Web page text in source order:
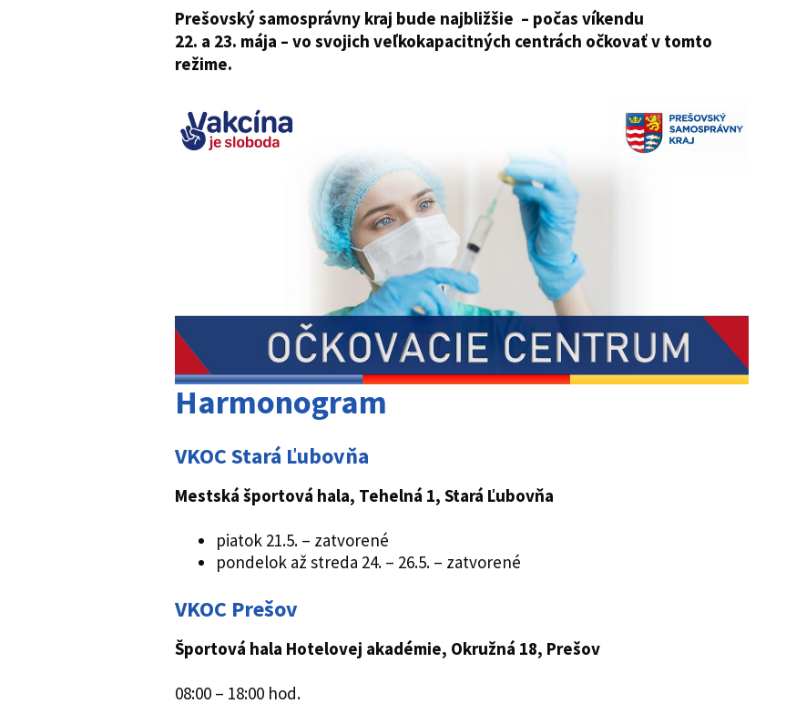
Prešovský samosprávny kraj bude najbližšie – počas víkendu
22. a 23. mája – vo svojich veľkokapacitných centrách očkovať v tomto
režime.
Harmonogram
VKOC Stará Ľubovňa
Mestská športová hala, Tehelná 1, Stará Ľubovňa
piatok 21.5. – zatvorené
pondelok až streda 24. – 26.5. – zatvorené
VKOC Prešov
Športová hala Hotelovej akadémie, Okružná 18, Prešov
08:00 – 18:00 hod.